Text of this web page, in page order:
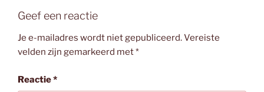
Geef een reactie
Je e-mailadres wordt niet gepubliceerd.Vereiste
velden zijn gemarkeerd met*
Reactie*